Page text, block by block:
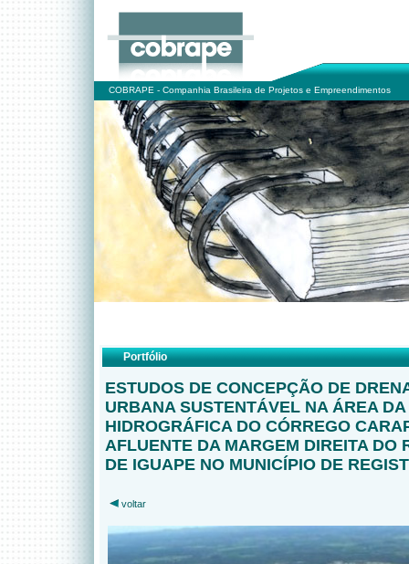
COBRAPE - Companhia Brasileira de Projetos e Empreendimentos
Portfólio
ESTUDOS DE CONCEPÇÃO DE
URBANA SUSTENTÁVEL NA ÁREA
HIDROGRÁFICA DO CÓRREGO
AFLUENTE DA MARGEM DIREITA DO
DE IGUAPE NO MUNICÍPIO DE
voltar